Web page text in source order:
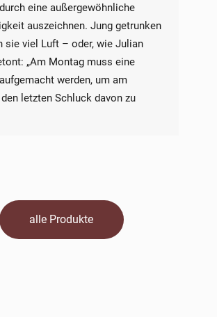
eine außergewöhnliche
auszeichnen. Jung getrunken
sie viel Luft – oder, wie Julian
„Am Montag muss eine
werden, um am
letzten Schluck davon zu
alle Produkte